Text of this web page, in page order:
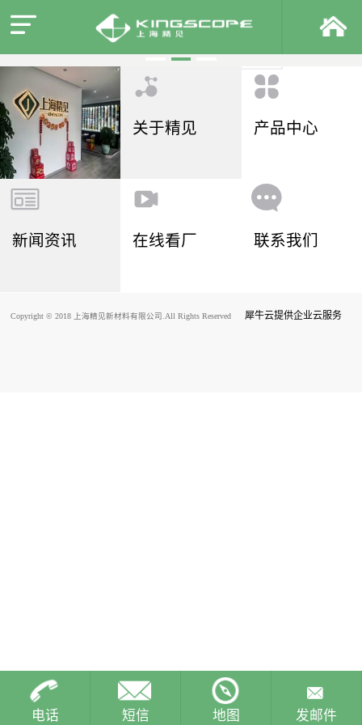
关于精见 产品中心
新闻资讯 在线看厂 联系我们
Copyright © 2018 上海精见新材料有限公司.All Rights Reserved 犀牛云提供企业云服务
电话 短信 地图 发邮件